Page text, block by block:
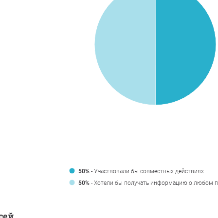
50% - Участвовали бы совместных действиях
50% - Хотели бы получать информацию о любом